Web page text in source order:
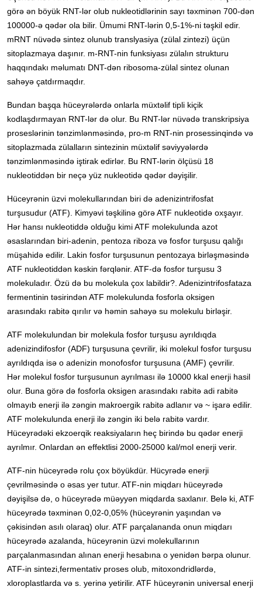
görə ən böyük RNT-lər olub nukleotidlərinin sayı təxminən 700-dən
100000-ə qədər ola bilir. Ümumi RNT-lərin 0,5-1%-ni təşkil edir.
mRNT nüvədə sintez olunub translyasiya (zülal zintezi) üçün
sitoplazmaya daşınır. m-RNT-nin funksiyası zülalın strukturu
haqqındakı məlumatı DNT-dən ribosoma-zülal sintez olunan
sahəyə çatdırmaqdır.
Bundan başqa hüceyrələrdə onlarla müxtəlif tipli kiçik
kodlaşdırmayan RNT-lər də olur. Bu RNT-lər nüvədə transkripsiya
proseslərinin tənzimlənməsində, pro-m RNT-nin prosessinqində və
sitoplazmada zülalların sintezinin müxtəlif səviyyələrdə
tənzimlənməsində iştirak edirlər. Bu RNT-lərin ölçüsü 18
nukleotiddən bir neçə yüz nukleotidə qədər dəyişilir.
Hüceyrənin üzvi molekullarından biri də adenizintrifosfat
turşusudur (ATF). Kimyəvi təşkilinə görə ATF nukleotidə oxşayır.
Hər hansı nukleotiddə olduğu kimi ATF molekulunda azot
əsaslarından biri-adenin, pentoza riboza və fosfor turşusu qalığı
müşahidə edilir. Lakin fosfor turşusunun pentozaya birləşməsində
ATF nukleotiddən kəskin fərqlənir. ATF-də fosfor turşusu 3
molekuladır. Özü də bu molekula çox labildir?. Adenizintrifosfataza
fermentinin təsirindən ATF molekulunda fosforla oksigen
arasındakı rabitə qırılır və həmin sahəyə su molekulu birləşir.
ATF molekulundan bir molekula fosfor turşusu ayrıldıqda
adenizindifosfor (ADF) turşusuna çevrilir, iki molekul fosfor turşusu
ayrıldıqda isə o adenizin monofosfor turşusuna (AMF) çevrilir.
Hər molekul fosfor turşusunun ayrılması ilə 10000 kkal enerji hasil
olur. Buna görə də fosforla oksigen arasındakı rabitə adi rabitə
olmayıb enerji ilə zəngin makroergik rabitə adlanır və ~ işarə edilir.
ATF molekulunda enerji ilə zəngin iki belə rabitə vardır.
Hüceyrədəki ekzoerqik reaksiyaların heç birində bu qədər enerji
ayrılmır. Onlardan ən effektlisi 2000-25000 kal/mol enerji verir.
ATF-nin hüceyrədə rolu çox böyükdür. Hücyrədə enerji
çevrilməsində o əsas yer tutur. ATF-nin miqdarı hüceyrədə
dəyişilsə də, o hüceyrədə müəyyən miqdarda saxlanır. Belə ki, ATF
hüceyrədə təxminən 0,02-0,05% (hüceyrənin yaşından və
çəkisindən asılı olaraq) olur. ATF parçalananda onun miqdarı
hüceyrədə azalanda, hüceyrənin üzvi molekullarının
parçalanmasından alınan enerji hesabına o yenidən bərpa olunur.
ATF-in sintezi,fermentativ proses olub, mitoxondridlərdə,
xloroplastlarda və s. yerinə yetirilir. ATF hüceyrənin universal enerji